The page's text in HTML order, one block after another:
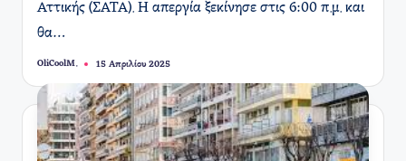
Αττικής (ΣΑΤΑ). Η απεργία ξεκίνησε στις 6:00 π.μ. και
θα…
Συγγραφέας:
OliCoolM. 15 Απριλίου 2025